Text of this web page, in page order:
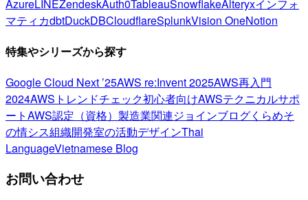
AzureLINEZendeskAuth0TableauSnowflakeAlteryxインフォ
マティカdbtDuckDBCloudflareSplunkVision OneNotion
特集やシリーズから探す
Google Cloud Next ’25AWS re:Invent 2025AWS再入門
2024AWSトレンドチェック初心者向けAWSテクニカルサポ
ートAWS認定（資格） 製造業関連ジョインブログくらめそ
の情シス組織開発室の活動デザインThai
LanguageVietnamese Blog
お問い合わせ